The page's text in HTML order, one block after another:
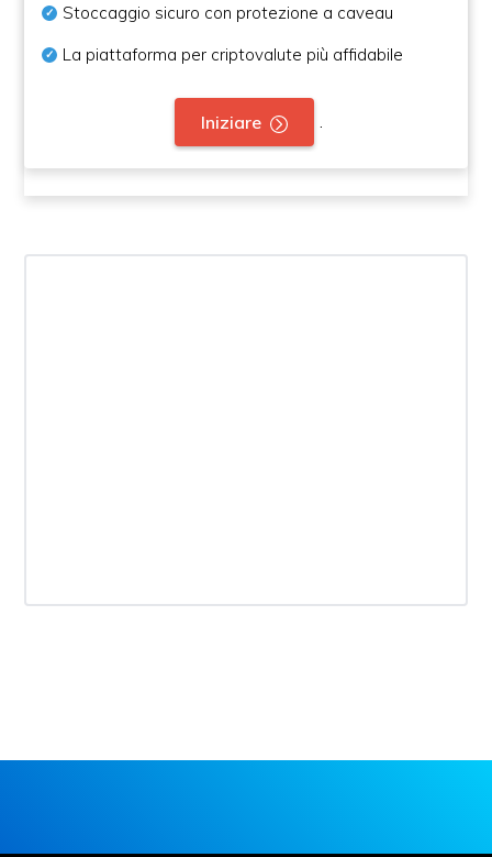
Stoccaggio sicuro con protezione a caveau
La piattaforma per criptovalute più affidabile
Iniziare